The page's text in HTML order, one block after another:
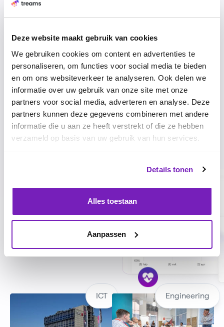
Deze website maakt gebruik van cookies
We gebruiken cookies om content en advertenties te
personaliseren, om functies voor social media te bieden
en om ons websiteverkeer te analyseren. Ook delen we
informatie over uw gebruik van onze site met onze
partners voor social media, adverteren en analyse. Deze
partners kunnen deze gegevens combineren met andere
informatie die u aan ze heeft verstrekt of die ze hebben
verzameld op basis van uw gebruik van hun services.
Details tonen
Alles toestaan
Aanpassen
30% minder verloop
Krijg inzicht in
medewerkersbetrokkenheid
medewerker
ICT Engineering